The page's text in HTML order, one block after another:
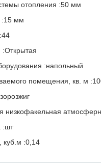
отопления :50 мм
:15 мм
:Открытая
:напольный
помещения, кв. м
низкофакельная
:шт
куб.м :0,14